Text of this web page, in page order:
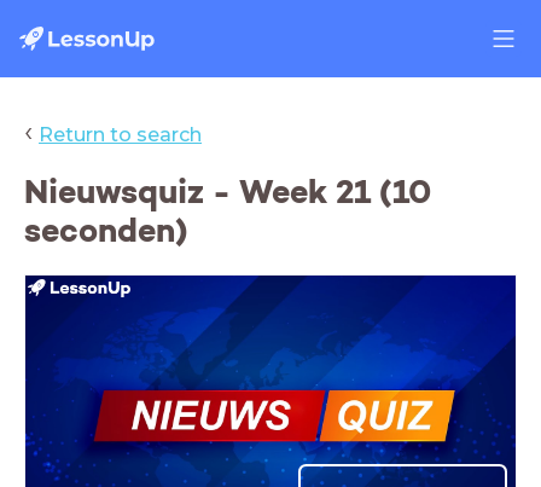
‹ Return to search
Nieuwsquiz - Week 21 (10
seconden)